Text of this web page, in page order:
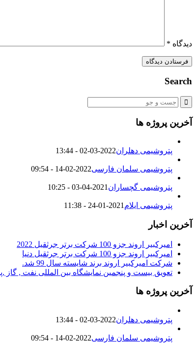
دیدگاه *
Search
آخرین پروژه ها
پتروشیمی دهلران2022-03-02 - 13:44
پتروشیمی سلمان فارسی2022-02-14 - 09:54
پتروشیمی گچساران 2021-04-03 - 10:25
پتروشیمی ایلام 2021-01-24 - 11:38
آخرین اخبار
امیرکبیر اروند جزو 100 شرکت برتر جرثقیل 2022
امیرکبیر اروند جزو 100 شرکت برتر جرثقیل دنیا
شرکت امیرکبیر اروند برند شایسته سال 99 شد.
تعویق بیست و پنجمین نمایشگاه بین المللی نفت , گاز
آخرین پروژه ها
پتروشیمی دهلران2022-03-02 - 13:44
پتروشیمی سلمان فارسی2022-02-14 - 09:54